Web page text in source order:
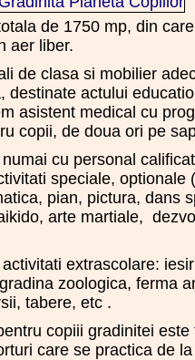
de 1750 mp, din
aer liber.
de clasa si mobilier
destinate actului
asistent medical cu
copii, de doua ori pe
cu personal
speciale, optionale
pian, pictura, dans
arte martiale,
extrascolare:
zoologica, ferma
tabere, etc .
copiii gradinitei
care se practica de